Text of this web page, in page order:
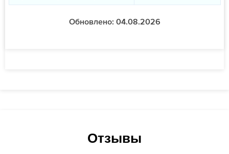
Обновлено: 04.08.2026
Отзывы